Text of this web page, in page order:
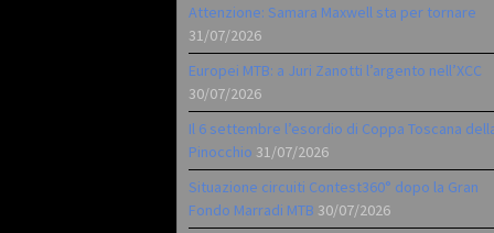
Attenzione: Samara Maxwell sta per tornare
31/07/2026
Europei MTB: a Juri Zanotti l’argento nell’XCC
30/07/2026
Il 6 settembre l’esordio di Coppa Toscana
Pinocchio 31/07/2026
Situazione circuiti Contest360° dopo la Gran
Fondo Marradi MTB 30/07/2026